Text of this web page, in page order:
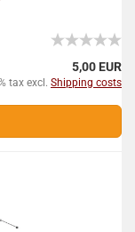
5,00 EUR
tax excl. Shipping costs